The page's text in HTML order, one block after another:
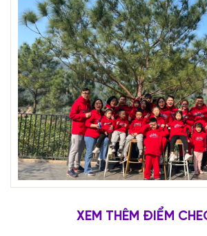
XEM THÊM ĐIỂM